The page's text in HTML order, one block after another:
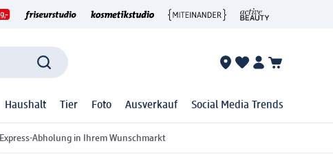
Haushalt Tier Foto Ausverkauf Social Media Trends
Express-Abholung in Ihrem Wunschmarkt